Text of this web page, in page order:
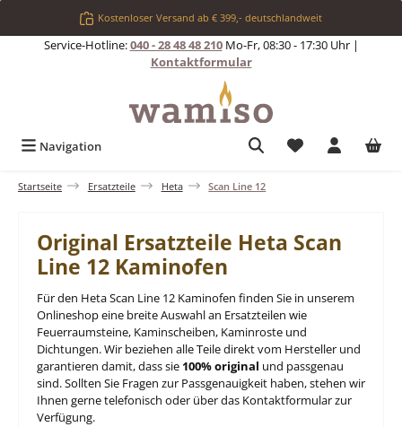
Zum Hauptinhalt springenKostenloser Versand ab € 399,- deutschlandweit
Service-Hotline:040 - 28 48 48 210Mo-Fr, 08:30 - 17:30 Uhr |
Kontaktformular
Navigation Du hast 0
Startseite Ersatzteile Heta Scan Line 12
Original Ersatzteile Heta Scan
Line 12 Kaminofen
Für den Heta Scan Line 12 Kaminofen finden Sie in unserem
Onlineshop eine breite Auswahl an Ersatzteilen wie
Feuerraumsteine, Kaminscheiben, Kaminroste und
Dichtungen. Wir beziehen alle Teile direkt vom Hersteller und
garantieren damit, dass sie 100% original und passgenau
sind. Sollten Sie Fragen zur Passgenauigkeit haben, stehen wir
Ihnen gerne telefonisch oder über das Kontaktformular zur
Verfügung.